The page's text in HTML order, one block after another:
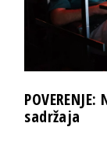
sadržaja